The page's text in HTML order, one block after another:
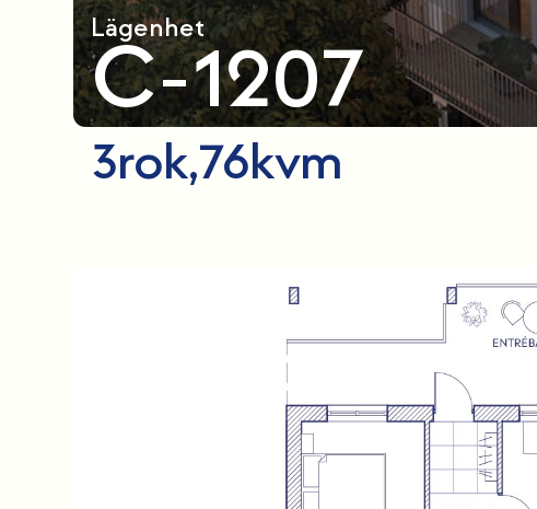
Lägenhet
C-1207
3rok,76kvm